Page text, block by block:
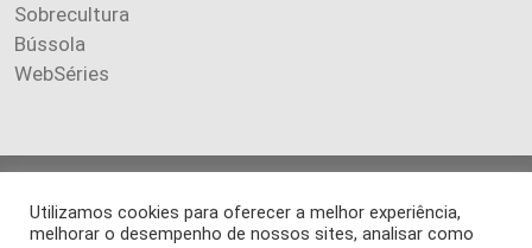
Sobrecultura
Bússola
WebSéries
reservados.
Utilizamos cookies para oferecer a melhor experiência,
melhorar o desempenho de nossos sites, analisar como